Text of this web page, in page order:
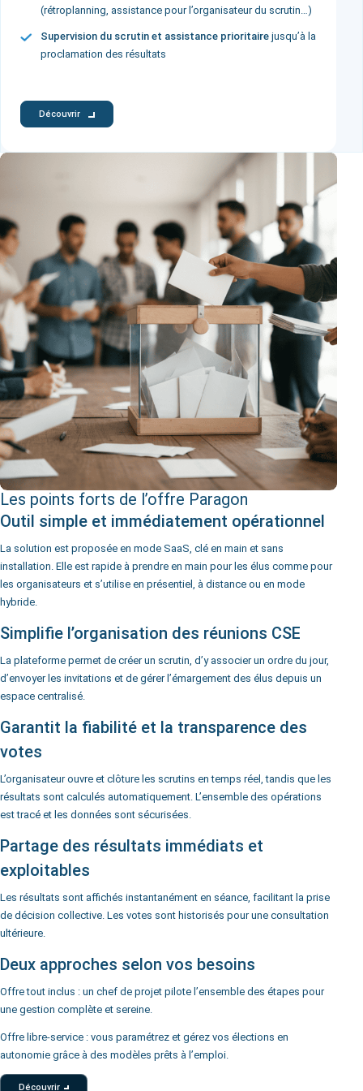
(rétroplanning, assistance pour l’organisateur du scrutin…)
Supervision du scrutin et assistance prioritaire jusqu’à la
proclamation des résultats
Découvrir
Les points forts de l’offre Paragon
Outil simple et immédiatement opérationnel
La solution est proposée en mode SaaS, clé en main et sans
installation. Elle est rapide à prendre en main pour les élus comme pour
les organisateurs et s’utilise en présentiel, à distance ou en mode
hybride.
Simplifie l’organisation des réunions CSE
La plateforme permet de créer un scrutin, d’y associer un ordre du jour,
d’envoyer les invitations et de gérer l’émargement des élus depuis un
espace centralisé.
Garantit la fiabilité et la transparence des
votes
L’organisateur ouvre et clôture les scrutins en temps réel, tandis que les
résultats sont calculés automatiquement. L’ensemble des opérations
est tracé et les données sont sécurisées.
Partage des résultats immédiats et
exploitables
Les résultats sont affichés instantanément en séance, facilitant la prise
de décision collective. Les votes sont historisés pour une consultation
ultérieure.
Deux approches selon vos besoins
Offre tout inclus : un chef de projet pilote l’ensemble des étapes pour
une gestion complète et sereine.
Offre libre-service : vous paramétrez et gérez vos élections en
autonomie grâce à des modèles prêts à l’emploi.
Découvrir